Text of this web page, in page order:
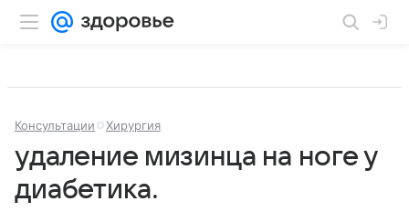
Консультации Хирургия
удаление мизинца на ноге у
диабетика.